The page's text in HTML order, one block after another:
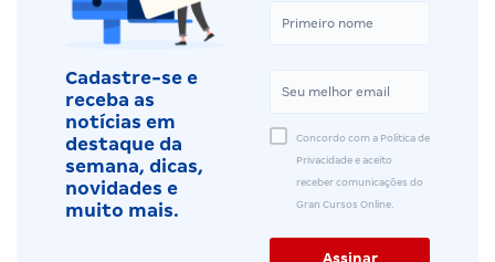
Cadastre-se e
receba as
notícias em
destaque da
semana, dicas,
novidades e
muito mais.
Concordo com a Política de
Privacidade e aceito
receber comunicações do
Gran Cursos Online.